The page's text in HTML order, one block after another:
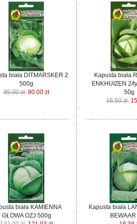
biała DITMARSKER 2
500g
95.00 zł 90.00 zł
Kapusta biała
ENKHUIZEN 2/
50g
16.50 zł
biała KAMIENNA
GŁOWA OZJ 500g
Kapusta biała